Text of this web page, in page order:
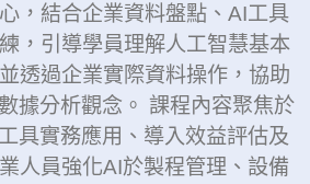
，結合企業資料盤點、AI工具
，引導學員理解人工智慧基本
透過企業實際資料操作，協助
據分析觀念。 課程內容聚焦於
具實務應用、導入效益評估及
人員強化AI於製程管理、設備